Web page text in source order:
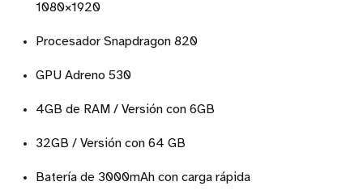
1080×1920
Procesador Snapdragon 820
GPU Adreno 530
4GB de RAM / Versión con 6GB
32GB / Versión con 64 GB
Batería de 3000mAh con carga rápida